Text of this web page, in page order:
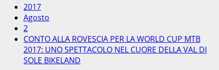
2017
Agosto
2
CONTO ALLA ROVESCIA PER LA WORLD CUP MTB
2017: UNO SPETTACOLO NEL CUORE DELLA VAL DI
SOLE BIKELAND